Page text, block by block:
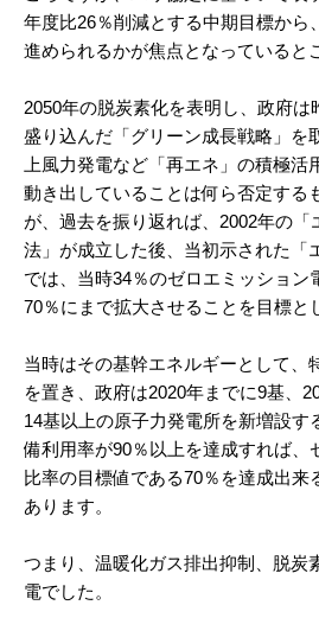
年度比26％削減とする中期目標から
進められるかが焦点となっていると
2050年の脱炭素化を表明し、政府は
盛り込んだ「グリーン成長戦略」を
上風力発電など「再エネ」の積極活
動き出していることは何ら否定する
が、過去を振り返れば、2002年の「
法」が成立した後、当初示された「
では、当時34％のゼロエミッション
70％にまで拡大させることを目標と
当時はその基幹エネルギーとして、
を置き、政府は2020年までに9基、
14基以上の原子力発電所を新増設す
備利用率が90％以上を達成すれば、
比率の目標値である70％を達成出来
あります。
つまり、温暖化ガス排出抑制、脱炭
電でした。